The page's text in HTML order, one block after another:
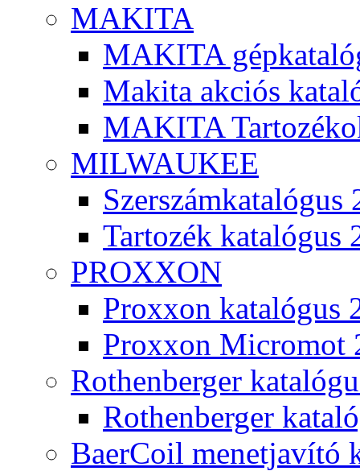
MAKITA
MAKITA
Makita akciós
MAKITA
MILWAUKEE
Szerszámkatalógus
Tartozék katalógus
PROXXON
Proxxon katalógus
Proxxon Micromot
Rothenberger
Rothenberger
BaerCoil menetjavító